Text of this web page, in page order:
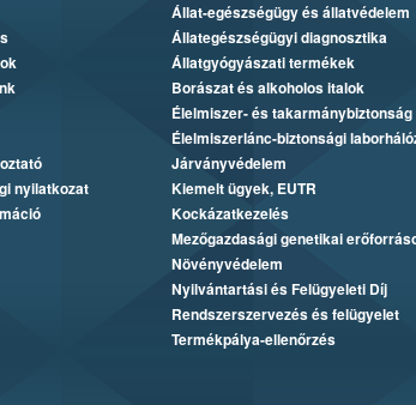
nyilatkozat
Állat-egészségügy és állatvédelem
Állategészségügyi diagnosztika
Állatgyógyászati termékek
Borászat és alkoholos italok
Élelmiszer- és takarmánybiztonság
Élelmiszerlánc-biztonsági
Járványvédelem
Kiemelt ügyek, EUTR
Kockázatkezelés
Mezőgazdasági genetikai
Növényvédelem
Nyilvántartási és Felügyeleti Díj
Rendszerszervezés és felügyelet
Termékpálya-ellenőrzés